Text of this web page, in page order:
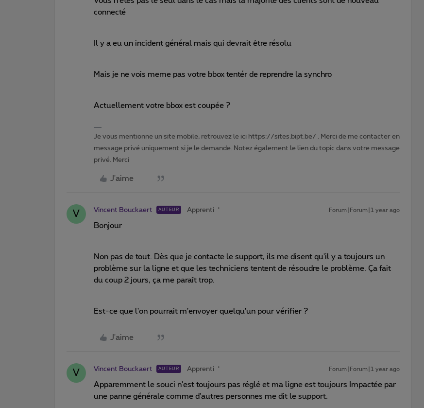
connecté
Il y a eu un incident général mais qui devrait être résolu
Mais je ne vois meme pas votre bbox tentér de reprendre la synchro
Actuellement votre bbox est coupée ?
Je vous mentionne un site mobile, retrouvez le ici https://sites.bipt.be/ . Merci de me contacter en
message privé uniquement si je le demande. Notez également le lien du topic dans votre message
privé. Merci
J'aime
V Vincent Bouckaert AUTEUR Apprenti Forum|Forum|1 year ago
Bonjour
Non pas de tout. Dès que je contacte le support, ils me disent qu'il y a toujours un
problème sur la ligne et que les techniciens tentent de résoudre le problème. Ça fait
du coup 2 jours, ça me paraît trop.
Est-ce que l'on pourrait m'envoyer quelqu'un pour vérifier ?
J'aime
V Vincent Bouckaert AUTEUR Apprenti Forum|Forum|1 year ago
Apparemment le souci n'est toujours pas réglé et ma ligne est toujours Impactée par
une panne générale comme d'autres personnes me dit le support.